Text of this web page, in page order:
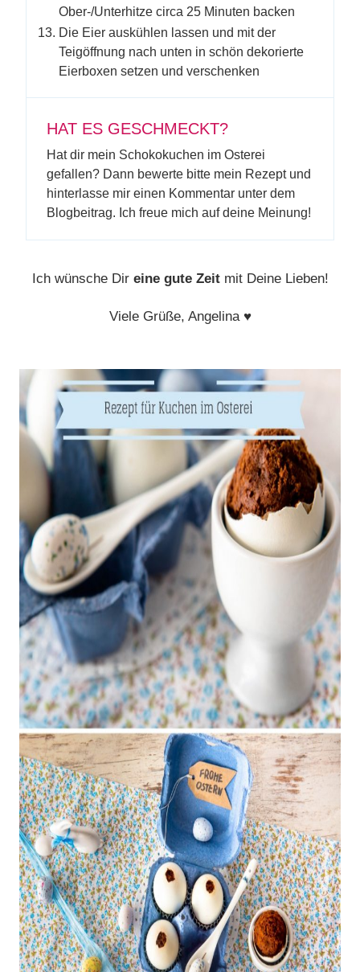
Ober-/Unterhitze circa 25 Minuten backen
Die Eier auskühlen lassen und mit der
Teigöffnung nach unten in schön dekorierte
Eierboxen setzen und verschenken
HAT ES GESCHMECKT?
Hat dir mein Schokokuchen im Osterei
gefallen? Dann bewerte bitte mein Rezept und
hinterlasse mir einen Kommentar unter dem
Blogbeitrag. Ich freue mich auf deine Meinung!
Ich wünsche Dir eine gute Zeitmit Deine Lieben!
Viele Grüße, Angelina ♥